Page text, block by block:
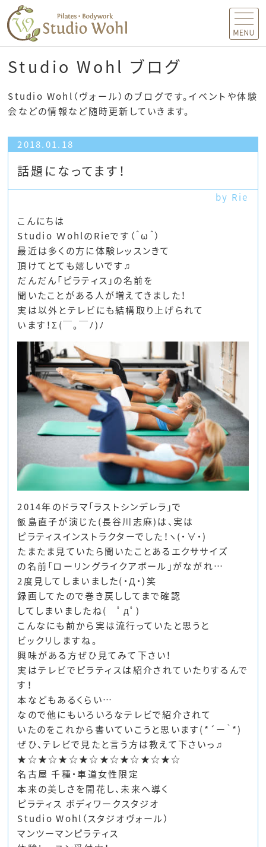
MENU
Studio Wohl ブログ
Studio Wohl（ヴォール）のブログです。イベントや体験
会などの情報など随時更新していきます。
2018.01.18
話題になってます！
by Rie
こんにちは
Studio ＷohlのRieです（＾ω＾）
最近は多くの方に体験レッスンきて
頂けてとても嬉しいです♫
だんだん「ピラティス」の名前を
聞いたことがある人が増えてきました！
実は以外とテレビにも結構取り上げられて
います！Σ(￣。￣ﾉ)ﾉ
2014年のドラマ「ラストシンデレラ」で
飯島直子が演じた(長谷川志麻)は、実は
ピラティスインストラクターでした！ヽ(・∀・)
たまたま見ていたら聞いたことあるエクササイズ
の名前「ローリングライクアボール」がながれ…
2度見してしまいました(・Д・)笑
録画してたので巻き戻ししてまで確認
してしまいましたね( ﾟдﾟ)
こんなにも前から実は流行っていたと思うと
ビックリしますね。
興味がある方ぜひ見てみて下さい！
実はテレビでピラティスは紹介されていたりするんで
す！
本などもあるくらい…
なので他にもいろいろなテレビで紹介されて
いたのをこれから書いていこうと思います(*´ー｀*)
ぜひ、テレビで見たと言う方は教えて下さいっ♫
★☆★☆★☆★☆★☆★☆★☆★☆
名古屋 千種・車道女性限定
本来の美しさを開花し、未来へ導く
ピラティス ボディワークスタジオ
Studio Wohl（スタジオヴォール）
マンツーマンピラティス